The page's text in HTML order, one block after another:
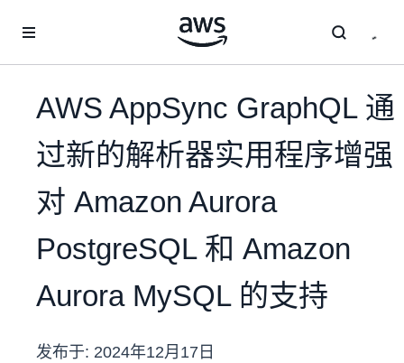
AWS AppSync GraphQL 通
过新的解析器实用程序增强
对 Amazon Aurora
PostgreSQL 和 Amazon
Aurora MySQL 的支持
发布于: 2024年12月17日